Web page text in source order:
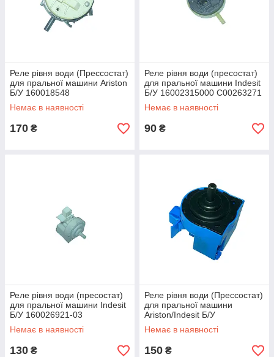
Реле рівня води (Прессостат)
для пральної машини Ariston
Б/У 160018548
Немає в наявності
170 ₴
Реле рівня води (пресостат)
для пральної машини Indesit
Б/У 16002315000 C00263271
Немає в наявності
90 ₴
Реле рівня води (пресостат)
для пральної машини Indesit
Б/У 160026921-03
Немає в наявності
130 ₴
Реле рівня води (Прессостат)
для пральної машини
Ariston/Indesit Б/У
16002692100
Немає в наявності
150 ₴